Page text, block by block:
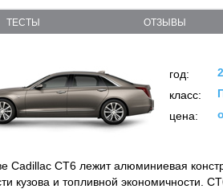
ТЕСТЫ ОТЗЫВЫ
год:
класс:
цена:
Сadillac CT6 лежит алюминиевая
кузова и топливной экономичности.